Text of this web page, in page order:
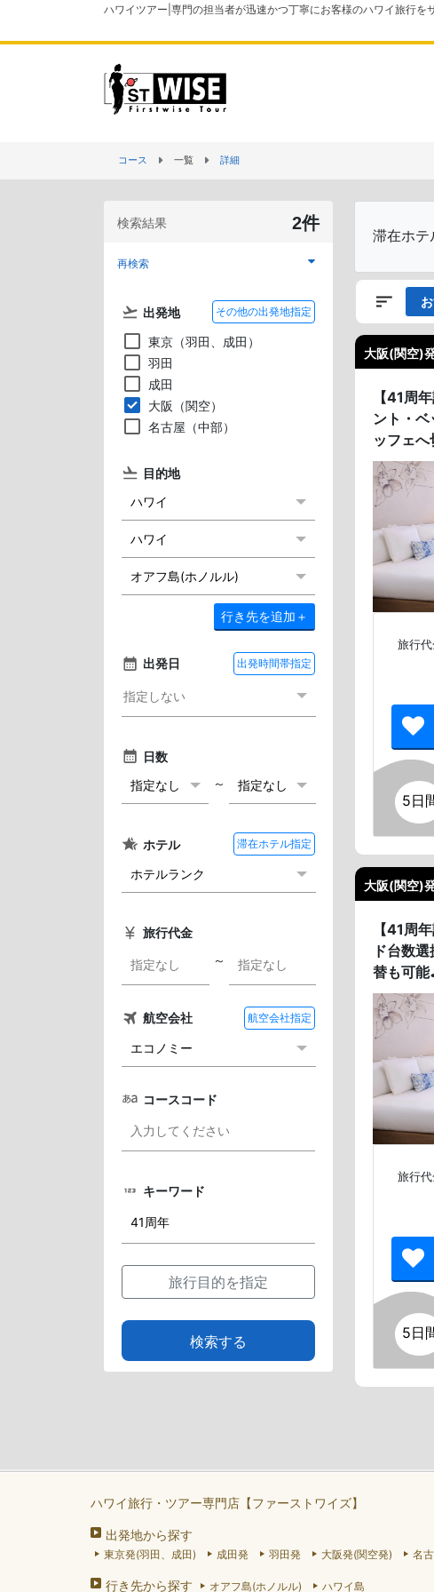
ハワイツアー|専門の担当者が迅速かつ丁寧にお客様のハワイ旅行を
コース 一覧 詳細
検索結果 2件
再検索
出発地 その他の出発地指定
東京（羽田、成田）
羽田
成田
大阪（関空）
名古屋（中部）
目的地
行き先を追加 ＋
出発日 出発時間帯指定
日数
～
ホテル 滞在ホテル指定
旅行代金
～
航空会社 航空会社指定
コースコード
キーワード
旅行目的を指定
検索する
滞在ホテ
大阪(関空)
【41周
ント・
ッフェ
旅行代
5日
大阪(関空)
【41周
ド台数
替も可
旅行代
5日
ハワイ旅行・ツアー専門店【ファーストワイズ】
出発地から探す
東京発(羽田、成田) 成田発 羽田発 大阪発(関空発) 名
行き先から探す オアフ島(ホノルル) ハワイ島